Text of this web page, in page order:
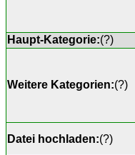
Haupt-Kategorie:(?)
Weitere Kategorien:(?)
Datei hochladen:(?)